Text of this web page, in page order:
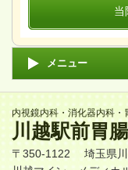
当
メニュー
内視鏡内科・消化器内科・
川越駅前胃
〒350-1122 埼玉県川